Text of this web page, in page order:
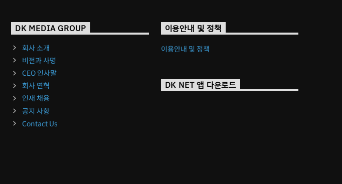
DK MEDIA GROUP
회사 소개
비전과 사명
CEO 인사말
회사 연혁
인재 채용
공지 사항
Contact Us
이용안내 및 정책
이용안내 및 정책
DK NET 앱 다운로드